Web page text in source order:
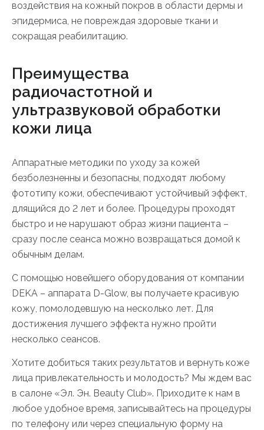
воздействия на кожный покров в области дермы и
эпидермиса, не повреждая здоровые ткани и
сокращая реабилитацию.
Преимущества
радиочастотной и
ультразвуковой обработки
кожи лица
Аппаратные методики по уходу за кожей
безболезненны и безопасны, подходят любому
фототипу кожи, обеспечивают устойчивый эффект,
длящийся до 2 лет и более. Процедуры проходят
быстро и не нарушают образ жизни пациента –
сразу после сеанса можно возвращаться домой к
обычным делам.
С помощью новейшего оборудования от компании
DEKA – аппарата D-Glow, вы получаете красивую
кожу, помолодевшую на несколько лет. Для
достижения лучшего эффекта нужно пройти
несколько сеансов.
Хотите добиться таких результатов и вернуть коже
лица привлекательность и молодость? Мы ждем вас
в салоне «Эл. Эн. Beauty Club». Приходите к нам в
любое удобное время, записывайтесь на процедуры
по телефону или через специальную форму на